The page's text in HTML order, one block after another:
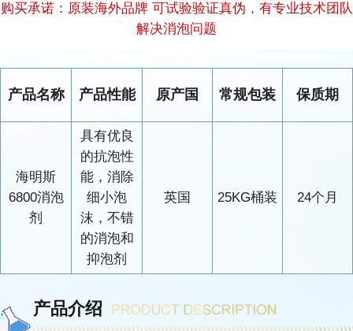
购买承诺：原装海外品牌 可试验验证真伪，有专业技术团队
解决消泡问题
产品名称 产品性能 原产国 常规包装 保质期
海明斯
6800消泡
剂
具有优良
的抗泡性
能，消除
细小泡
沫，不错
的消泡和
抑泡剂
英国 25KG桶装 24个月
产品介绍